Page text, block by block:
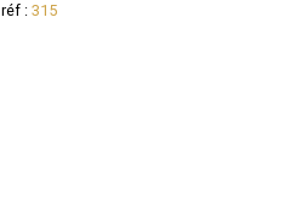
réf : 315